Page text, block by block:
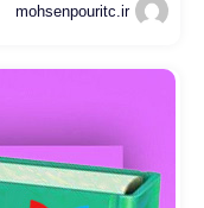
mohsenpouritc.ir